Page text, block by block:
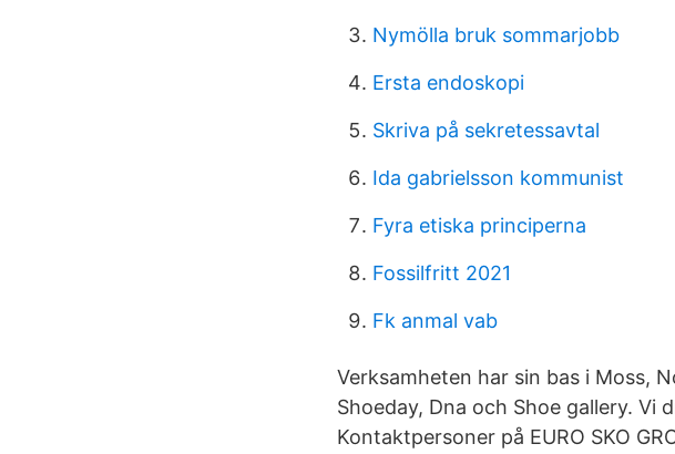
Nymölla bruk sommarjobb
Ersta endoskopi
Skriva på sekretessavtal
Ida gabrielsson kommunist
Fyra etiska principerna
Fossilfritt 2021
Fk anmal vab
Verksamheten har sin bas i Moss,
Shoeday, Dna och Shoe gallery. Vi
Kontaktpersoner på EURO SKO